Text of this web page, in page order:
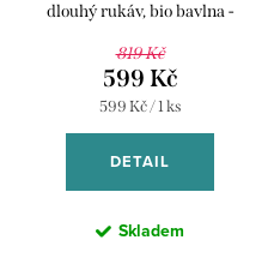
dlouhý rukáv, bio bavlna -
819 Kč
599 Kč
Měrná
cena:
599 Kč / 1 ks
DETAIL
Skladem